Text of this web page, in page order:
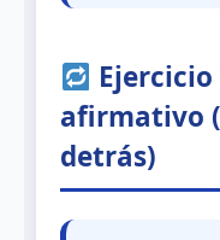
afirmativo
detrás)